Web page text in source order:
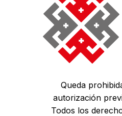
Queda
autorización
Todos los